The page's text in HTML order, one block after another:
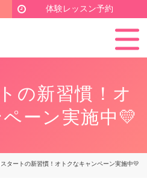
体験レッスン予約
の新習慣！オ
ーン実施中💛
タートの新習慣！オトクなキャンペーン実施中💛